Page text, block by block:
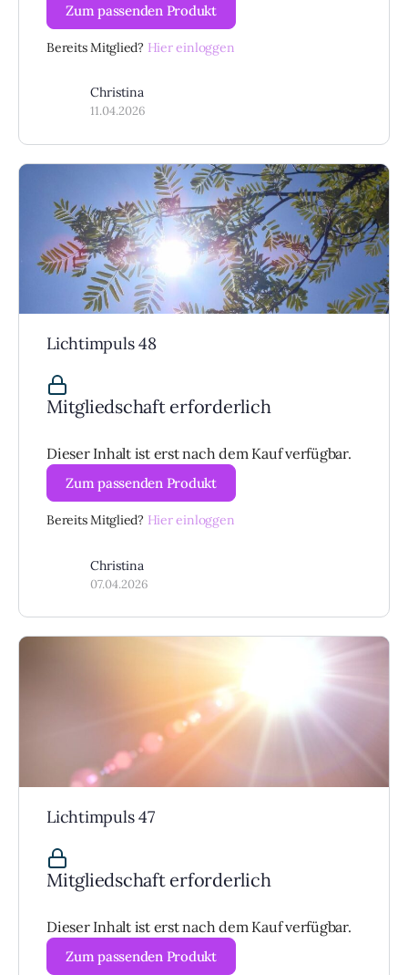
Zum passenden Produkt
Bereits Mitglied? Hier einloggen
Christina
11.04.2026
Lichtimpuls 48
Mitgliedschaft erforderlich
Dieser Inhalt ist erst nach dem Kauf verfügbar.
Zum passenden Produkt
Bereits Mitglied? Hier einloggen
Christina
07.04.2026
Lichtimpuls 47
Mitgliedschaft erforderlich
Dieser Inhalt ist erst nach dem Kauf verfügbar.
Zum passenden Produkt